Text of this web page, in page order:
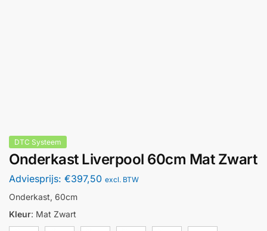
DTC Systeem
Onderkast Liverpool 60cm Mat Zwart
Adviesprijs: €397,50 excl. BTW
Onderkast, 60cm
Kleur: Mat Zwart